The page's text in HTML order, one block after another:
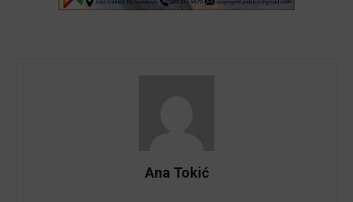
Ana Tokić